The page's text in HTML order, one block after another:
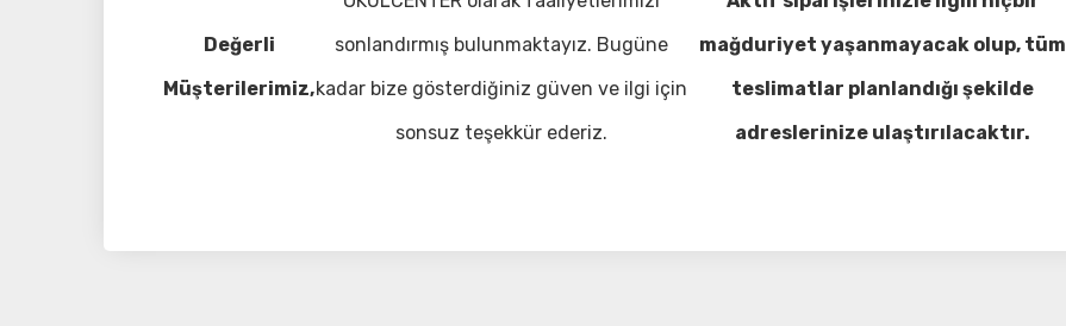
Değerli
Müşterilerimiz,
sonlandırmış bulunmaktayız. Bugüne
kadar bize gösterdiğiniz güven ve ilgi için
sonsuz teşekkür ederiz.
mağduriyet yaşanmayacak olup, tüm
teslimatlar planlandığı şekilde
adreslerinize ulaştırılacaktır.